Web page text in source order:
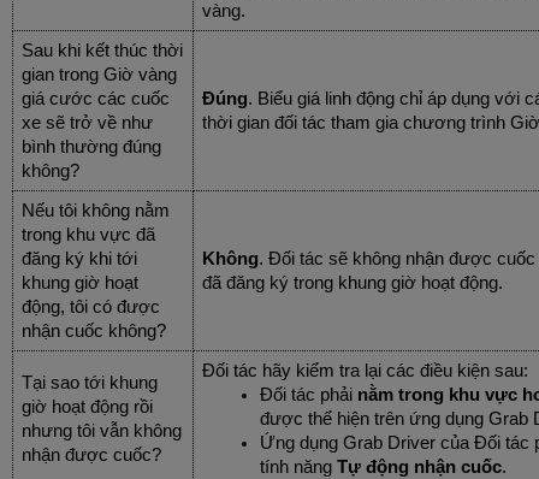
vàng.
Sau khi kết thúc thời
gian trong Giờ vàng
giá cước các cuốc
xe sẽ trở về như
bình thường đúng
không?
Đúng. Biểu giá linh động chỉ áp dụng với
thời gian đối tác tham gia chương trình
Nếu tôi không nằm
trong khu vực đã
đăng ký khi tới
khung giờ hoạt
động, tôi có được
nhận cuốc không?
Không. Đối tác sẽ không nhận được
đã đăng ký trong khung giờ hoạt động.
Tại sao tới khung
giờ hoạt động rồi
nhưng tôi vẫn không
nhận được cuốc?
Đối tác hãy kiểm tra lại các điều kiện sau:
Đối tác phải nằm trong khu vực
được thể hiện trên ứng dụng Grab
Ứng dụng Grab Driver của Đối tác
tính năngTự động nhận cuốc.